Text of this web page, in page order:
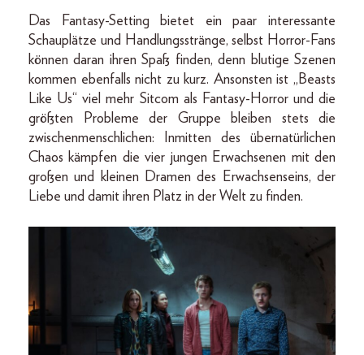
Das Fantasy-Setting bietet ein paar interessante
Schauplätze und Handlungsstränge, selbst Horror-Fans
können daran ihren Spaß finden, denn blutige Szenen
kommen ebenfalls nicht zu kurz. Ansonsten ist „Beasts
Like Us“ viel mehr Sitcom als Fantasy-Horror und die
größten Probleme der Gruppe bleiben stets die
zwischenmenschlichen: Inmitten des übernatürlichen
Chaos kämpfen die vier jungen Erwachsenen mit den
großen und kleinen Dramen des Erwachsenseins, der
Liebe und damit ihren Platz in der Welt zu finden.